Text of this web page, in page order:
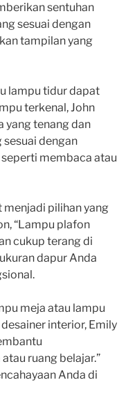
sentuhan
sesuai dengan
tampilan yang
lampu tidur dapat
terkenal, John
yang tenang dan
sesuai dengan
membaca atau
pilihan yang
“Lampu plafon
cukup terang di
dapur Anda
meja atau lampu
interior, Emily
ruang belajar.”
Anda di